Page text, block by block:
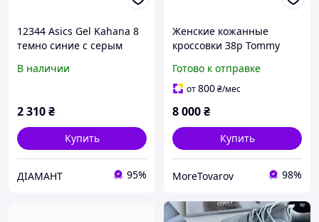
12344 Asics Gel Kahana 8
темно синие с серым
В наличии
2 310₴
Купить
ДІАМАНТ 95%
Женские кожанные
кроссовки 38р Tommy
Готово к отправке
от800₴/мес
8 000₴
Купить
MoreTovarov 98%